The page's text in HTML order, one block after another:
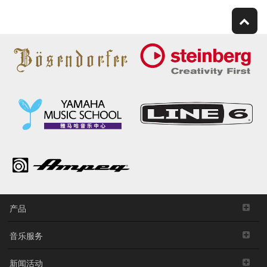
产品
音乐服务
新闻活动